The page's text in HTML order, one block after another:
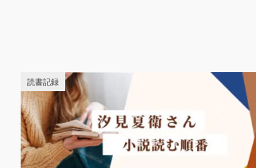
読書記録